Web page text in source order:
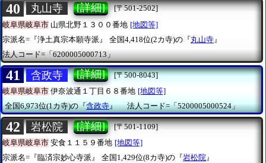
40 丸山寺 [詳細]
[〒501-2502]
岐阜県岐阜市 山県北野１３００番地 [地図等]
宗派名=『浄土真宗本願寺派』
全国4,418位(2カ寺)の『丸山寺 』
法人コード=「6200005000713」
41 含政寺 [詳細]
[〒500-8043]
岐阜県岐阜市 伊奈波通１丁目６８番地 [地図等]
全国6,973位(1カ寺)の『含政寺』 法人コード=「5200005000524」
42 岩松院 [詳細]
[〒501-1109]
岐阜県岐阜市 安食１１５９番地 [地図等]
宗派名=『臨済宗妙心寺派』
全国1,429位(8カ寺)の『岩松院』